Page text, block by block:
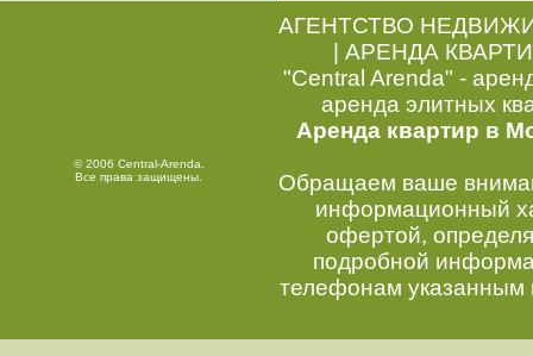
© 2006 Central-Arenda.
Все права защищены.
АГЕНТСТВО
|АРЕНДА
"Central Arenda" -
аренда элитных
Аренда квартир в
Обращаем ваше
информационный
офертой,
подробной
телефонам указанным